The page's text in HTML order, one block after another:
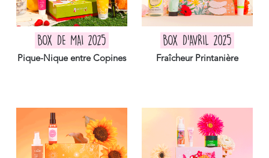
BOX DE MAI 2025
Pique-Nique entre Copines
BOX D'AVRIL 2025
Fraîcheur Printanière